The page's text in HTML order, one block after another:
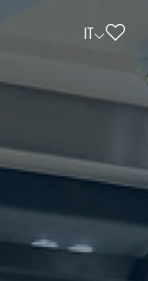
IT
Monat (w/